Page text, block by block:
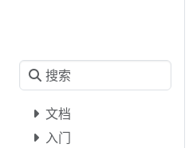
文档
入门